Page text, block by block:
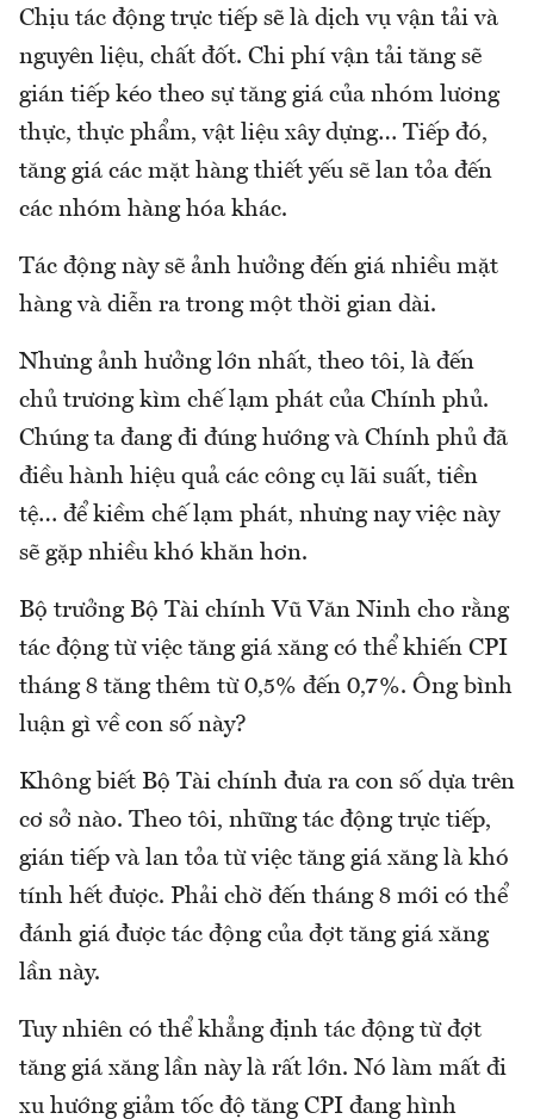
Chịu tác động trực tiếp sẽ là dịch vụ vận tải và
nguyên liệu, chất đốt. Chi phí vận tải tăng sẽ
gián tiếp kéo theo sự tăng giá của nhóm lương
thực, thực phẩm, vật liệu xây dựng… Tiếp đó,
tăng giá các mặt hàng thiết yếu sẽ lan tỏa đến
các nhóm hàng hóa khác.
Tác động này sẽ ảnh hưởng đến giá nhiều mặt
hàng và diễn ra trong một thời gian dài.
Nhưng ảnh hưởng lớn nhất, theo tôi, là đến
chủ trương kìm chế lạm phát của Chính phủ.
Chúng ta đang đi đúng hướng và Chính phủ đã
điều hành hiệu quả các công cụ lãi suất, tiền
tệ… để kiềm chế lạm phát, nhưng nay việc này
sẽ gặp nhiều khó khăn hơn.
Bộ trưởng Bộ Tài chính Vũ Văn Ninh cho rằng
tác động từ việc tăng giá xăng có thể khiến CPI
tháng 8 tăng thêm từ 0,5% đến 0,7%. Ông bình
luận gì về con số này?
Không biết Bộ Tài chính đưa ra con số dựa trên
cơ sở nào. Theo tôi, những tác động trực tiếp,
gián tiếp và lan tỏa từ việc tăng giá xăng là khó
tính hết được. Phải chờ đến tháng 8 mới có thể
đánh giá được tác động của đợt tăng giá xăng
lần này.
Tuy nhiên có thể khẳng định tác động từ đợt
tăng giá xăng lần này là rất lớn. Nó làm mất đi
xu hướng giảm tốc độ tăng CPI đang hình